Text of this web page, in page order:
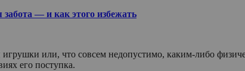
— и как этого избежать
или, что совсем недопустимо, каким-либо
его поступка.